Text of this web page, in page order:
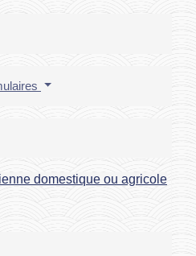
domestique ou agricole